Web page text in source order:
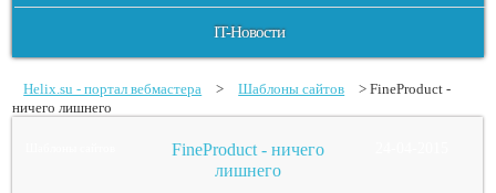
IT-Новости
Helix.su - портал вебмастера > Шаблоны сайтов
> FineProduct -
ничего лишнего
FineProduct - ничего
лишнего